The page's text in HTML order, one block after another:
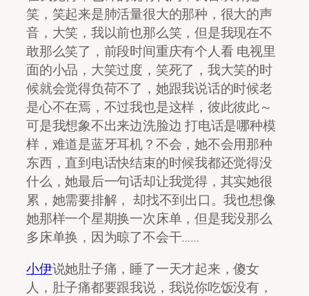
笑，笑起来是肺活量很大的那种，很大的声
音，大笑，我以前也那么笑，但是我现在不
敢那么笑了，前段时间重庆有个人看 电视里
面的小品，大笑过度，笑死了，我大笑的时
候就会觉得负荷不了，她跟我说话的时候老
是心不在焉，不过我也是这样，彼此彼此～
可是我想象不出来边洗脸边 打电话是哪种模
样，难道是蓝牙耳机？不会，她不会用那种
东西，直到电话快结束的时候我都还觉得没
什么，她最后一句话却让我觉得，其实她很
累，她需要排解， 却找不到出口。我也想像
她那样一个星期换一次床单，但是我没那么
多床单换，因为晾了不会干……
小伊说她肚子痛，睡了一天才起来，傻女
人，肚子痛都要跟我说，我说你吃饭没有，